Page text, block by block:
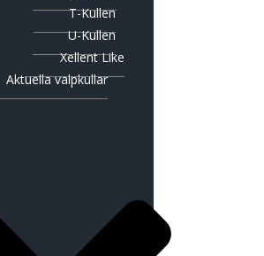
T-Kullen
U-Kullen
Xellent Like
Aktuella valpkullar